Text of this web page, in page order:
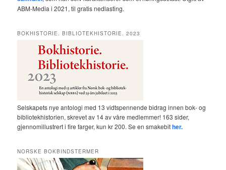
ABM-Media i 2021, til gratis nedlasting.
BOKHISTORIE. BIBLIOTEKHISTORIE. 2023
Selskapets nye antologi med 13 vidtspennende bidrag innen bok- og
bibliotekhistorien, skrevet av 14 av våre medlemmer! 163 sider,
gjennomillustrert i fire farger, kun kr 200. Se en smakebither.
NORSKE BOKBINDSTERMER